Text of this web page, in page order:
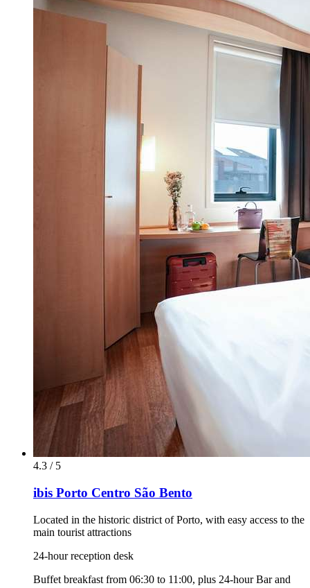
4.3 / 5
ibis Porto Centro São Bento
Located in the historic district of Porto, with easy access to the
main tourist attractions
24-hour reception desk
Buffet breakfast from 06:30 to 11:00, plus 24-hour Bar and